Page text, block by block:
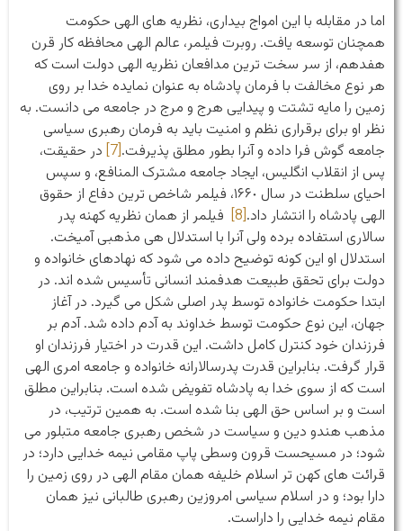
اما در مقابله با این امواج بیداری، نظریه های الهی حکومت
همچنان توسعه یافت. روبرت فیلمر، عالم الهی محافظه کار قرن
هفدهم، از سر سخت ترین مدافعان نظریه الهی دولت است که
هر نوع مخالفت با فرمان پادشاه به عنوان نمایده خدا بر روی
زمین را مایه تشتت و پیدایی هرج و مرج در جامعه می دانست. به
نظر او برای برقراری نظم و امنیت باید به فرمان رهبری سیاسی
جامعه گوش فرا داده و آنرا بطور مطلق پذیرفت.[7]
در حقیقت،
پس از انقلاب انگلیس، ایجاد جامعه مشترک المنافع، و سپس
احیای سلطنت در سال ١۶۶٠، فیلمر شاخص ترین دفاع از حقوق
الهی پادشاه را انتشار داد.[8]
فیلمر از همان نظریه کهنه پدر
سالاری استفاده برده ولی آنرا با استدلال هی مذهبی آمیخت.
استدلال او این کونه توضیح داده می شود که نهادهای خانواده و
دولت برای تحقق طبیعت هدفمند انسانی تأسیس شده اند. در
ابتدا حکومت خانواده توسط پدر اصلی شکل می گیرد. در آغاز
جهان، این نوع حکومت توسط خداوند به آدم داده شد. آدم بر
فرزندان خود کنترل کامل داشت. این قدرت در اختیار فرزندان او
قرار گرفت. بنابراین قدرت پدرسالارانه خانواده و جامعه امری الهی
است که از سوی خدا به پادشاه تفویض شده است. بنابراین مطلق
است و بر اساس حق الهی بنا شده است. به همین ترتیب، در
مذهب هندو دین و سیاست در شخص رهبری جامعه متبلور می
شود؛ در مسیحست قرون وسطی پاپ مقامی نیمه خدایی دارد؛ در
قرائت های کهن تر اسلام خلیفه همان مقام الهی در روی زمین را
دارا بود؛ و در اسلام سیاسی امروزین رهبری طالبانی نیز همان
مقام نیمه خدایی را داراست.